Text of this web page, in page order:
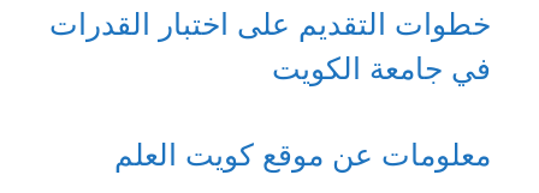
خطوات التقديم على اختبار القدرات
في جامعة الكويت
معلومات عن موقع كويت العلم